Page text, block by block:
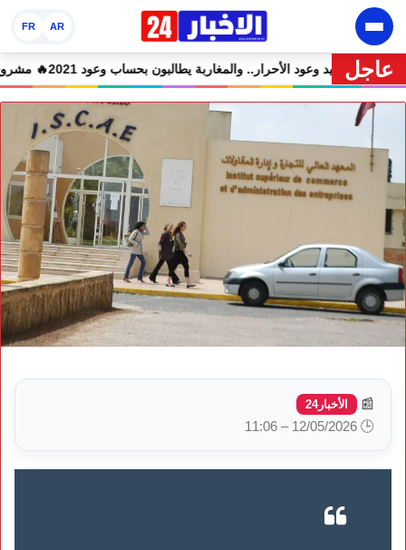
AR
FR
عاجل
المتهمين في حالة سراح 🔥 شوكي يعيد وعود الأحرار.. والمغاربة يطالبون
📰 الأخبار24
🕒 12/05/2026 – 11:06